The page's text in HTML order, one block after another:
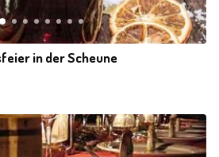
in der Scheune